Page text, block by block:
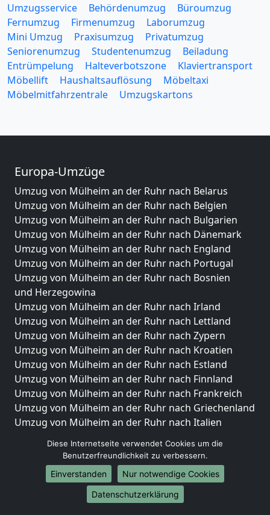
Umzugsservice Behördenumzug
Büroumzug
Fernumzug
Firmenumzug
Laborumzug
Mini Umzug
Praxisumzug
Privatumzug
Seniorenumzug
Studentenumzug
Beiladung
Entrümpelung
Halteverbotszone
Klaviertransport
Möbellift
Haushaltsauflösung
Möbeltaxi
Möbelmitfahrzentrale
Umzugskartons
Europa-Umzüge
Umzug von Mülheim an der Ruhr nach Belarus
Umzug von Mülheim an der Ruhr nach Belgien
Umzug von Mülheim an der Ruhr nach Bulgarien
Umzug von Mülheim an der Ruhr nach Dänemark
Umzug von Mülheim an der Ruhr nach England
Umzug von Mülheim an der Ruhr nach Portugal
Umzug von Mülheim an der Ruhr nach Bosnien
und Herzegowina
Umzug von Mülheim an der Ruhr nach Irland
Umzug von Mülheim an der Ruhr nach Lettland
Umzug von Mülheim an der Ruhr nach Zypern
Umzug von Mülheim an der Ruhr nach Kroatien
Umzug von Mülheim an der Ruhr nach Estland
Umzug von Mülheim an der Ruhr nach Finnland
Umzug von Mülheim an der Ruhr nach Frankreich
Umzug von Mülheim an der Ruhr nach Griechenland
Umzug von Mülheim an der Ruhr nach Italien
Umzug von Mülheim an der Ruhr nach Luxemburg
Umzug von Mülheim an der Ruhr nach Niederlande
Umzug von Mülheim an der Ruhr nach Norwegen
Umzüge-Deutschlandweit
Diese Internetseite verwendet Cookies um die
Benutzerfreundlichkeit zu verbessern.
Einverstanden
Nur notwendige Cookies
Datenschutzerklärung